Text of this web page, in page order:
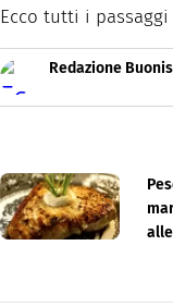
Ecco tutti i
Redazione
Buonissimo è il
facili e spiegate